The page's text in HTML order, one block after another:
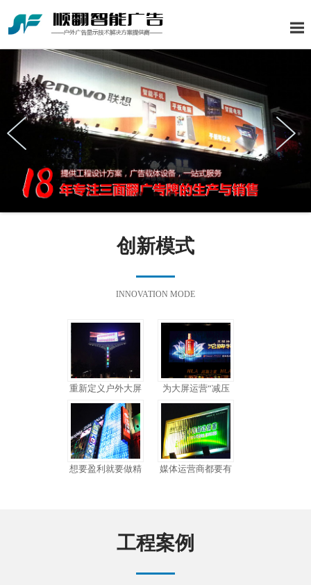
创新模式
INNOVATION MODE
重新定义户外大屏 为大屏运营“减压
想要盈利就要做精 媒体运营商都要有
工程案例